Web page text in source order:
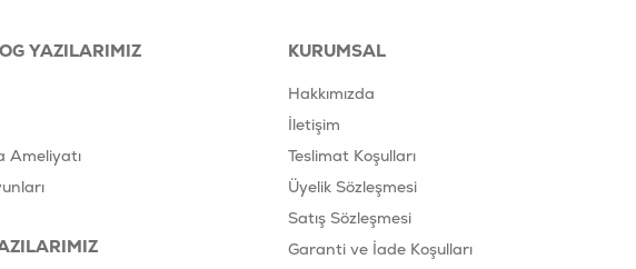
kg)
YAZILARIMIZ
Ameliyatı
KURUMSAL
Hakkımızda
İletişim
Teslimat Koşulları
Üyelik Sözleşmesi
Satış Sözleşmesi
Garanti ve İade Koşulları